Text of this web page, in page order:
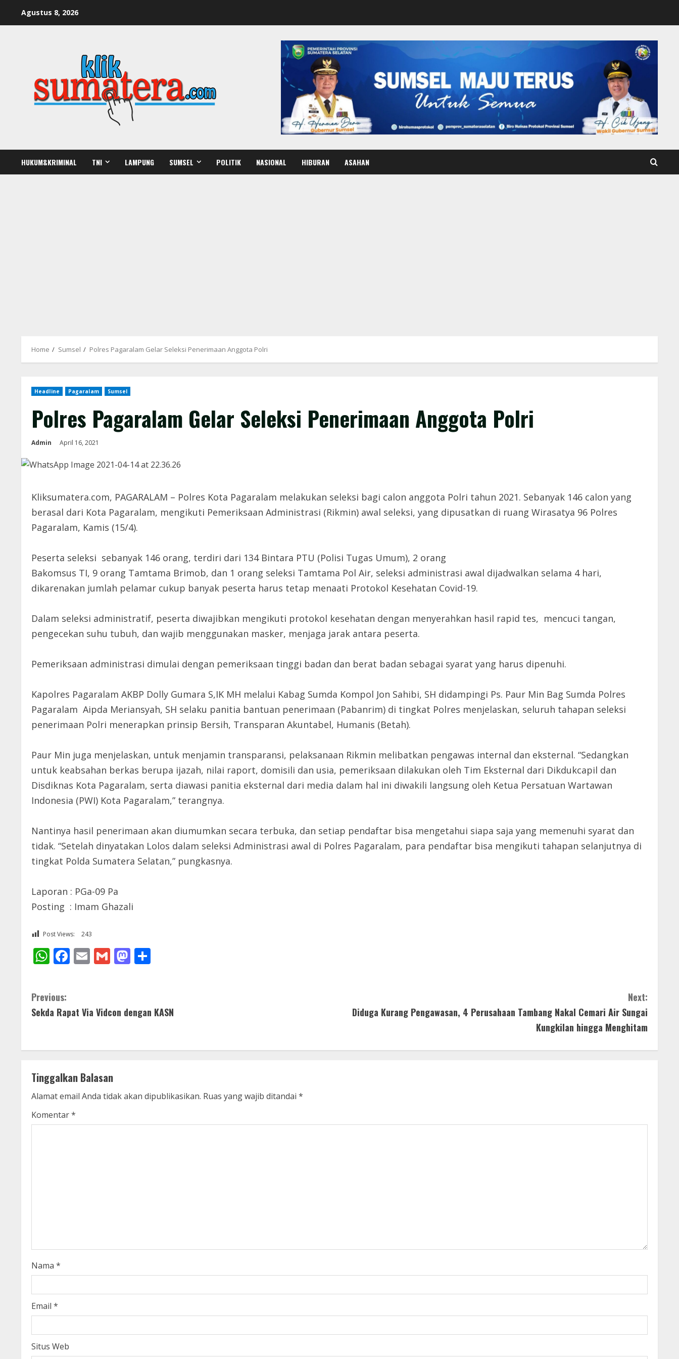
Agustus 8, 2026
HUKUM&KRIMINAL TNI LAMPUNG SUMSEL POLITIK NASIONAL HIBURAN ASAHAN
Home Sumsel Polres Pagaralam Gelar Seleksi Penerimaan Anggota Polri
Headline Pagaralam Sumsel
Polres Pagaralam Gelar Seleksi Penerimaan Anggota Polri
Admin April 16, 2021
Kliksumatera.com, PAGARALAM – Polres Kota Pagaralam melakukan seleksi bagi calon anggota Polri tahun 2021. Sebanyak 146 calon yang
berasal dari Kota Pagaralam, mengikuti Pemeriksaan Administrasi (Rikmin) awal seleksi, yang dipusatkan di ruang Wirasatya 96 Polres
Pagaralam, Kamis (15/4).
Peserta seleksi sebanyak 146 orang, terdiri dari 134 Bintara PTU (Polisi Tugas Umum), 2 orang
Bakomsus TI, 9 orang Tamtama Brimob, dan 1 orang seleksi Tamtama Pol Air, seleksi administrasi awal dijadwalkan selama 4 hari,
dikarenakan jumlah pelamar cukup banyak peserta harus tetap menaati Protokol Kesehatan Covid-19.
Dalam seleksi administratif, peserta diwajibkan mengikuti protokol kesehatan dengan menyerahkan hasil rapid tes, mencuci tangan,
pengecekan suhu tubuh, dan wajib menggunakan masker, menjaga jarak antara peserta.
Pemeriksaan administrasi dimulai dengan pemeriksaan tinggi badan dan berat badan sebagai syarat yang harus dipenuhi.
Kapolres Pagaralam AKBP Dolly Gumara S,IK MH melalui Kabag Sumda Kompol Jon Sahibi, SH didampingi Ps. Paur Min Bag Sumda Polres
Pagaralam Aipda Meriansyah, SH selaku panitia bantuan penerimaan (Pabanrim) di tingkat Polres menjelaskan, seluruh tahapan seleksi
penerimaan Polri menerapkan prinsip Bersih, Transparan Akuntabel, Humanis (Betah).
Paur Min juga menjelaskan, untuk menjamin transparansi, pelaksanaan Rikmin melibatkan pengawas internal dan eksternal. “Sedangkan
untuk keabsahan berkas berupa ijazah, nilai raport, domisili dan usia, pemeriksaan dilakukan oleh Tim Eksternal dari Dikdukcapil dan
Disdiknas Kota Pagaralam, serta diawasi panitia eksternal dari media dalam hal ini diwakili langsung oleh Ketua Persatuan Wartawan
Indonesia (PWI) Kota Pagaralam,” terangnya.
Nantinya hasil penerimaan akan diumumkan secara terbuka, dan setiap pendaftar bisa mengetahui siapa saja yang memenuhi syarat dan
tidak. “Setelah dinyatakan Lolos dalam seleksi Administrasi awal di Polres Pagaralam, para pendaftar bisa mengikuti tahapan selanjutnya di
tingkat Polda Sumatera Selatan,” pungkasnya.
Laporan : PGa-09 Pa
Posting : Imam Ghazali
Post Views: 243
WhatsApp
Facebook
EmailGmailMastodon
C
o
i
n
u
i
n
g
Previous:
Sekda Rapat Via Vidcon dengan KASN
Next:
Diduga Kurang Pengawasan, 4 Perusahaan Tambang Nakal Cemari Air Sungai
Kungkilan hingga Menghitam
Tinggalkan Balasan
Alamat email Anda tidak akan dipublikasikan. Ruas yang wajib ditandai *
Komentar*
Nama *
Email *
Situs Web